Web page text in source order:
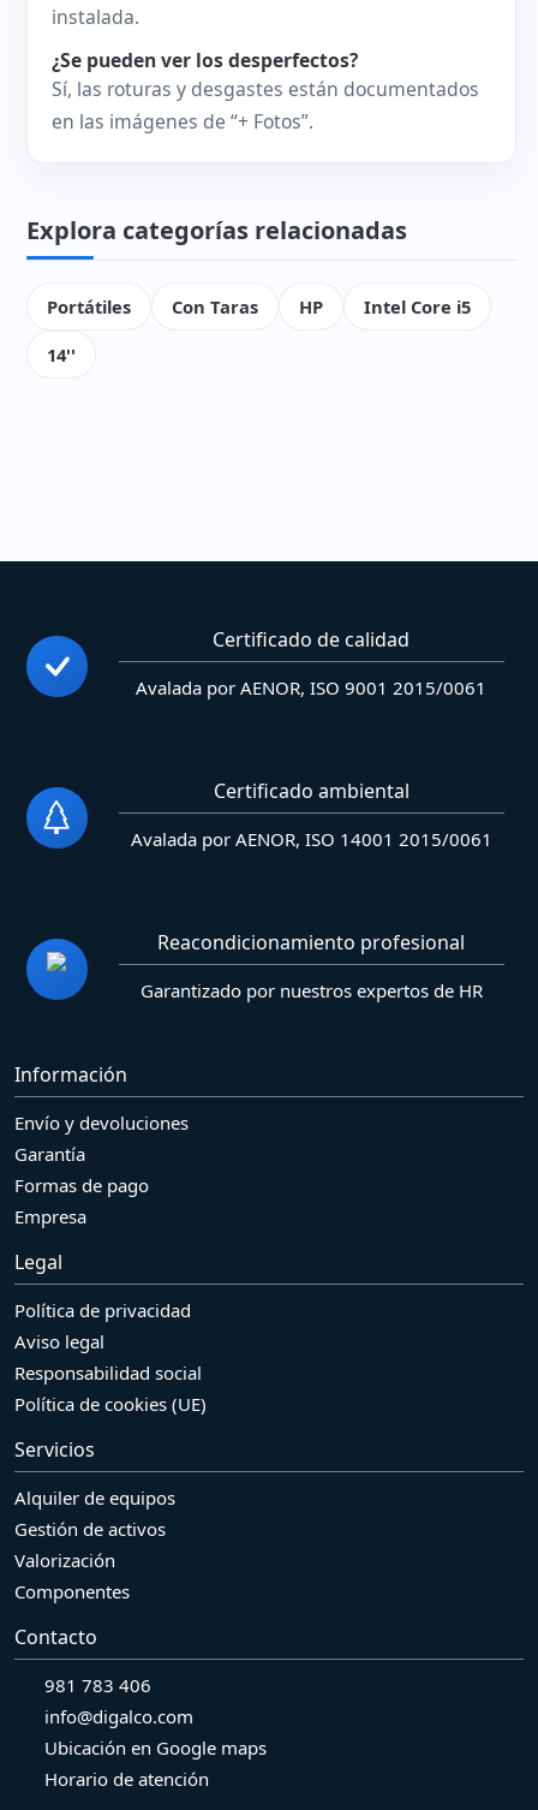
instalada.
¿Se pueden ver los desperfectos?
Sí, las roturas y desgastes están documentados
en las imágenes de “+ Fotos”.
Explora categorías relacionadas
Portátiles Con Taras HP
Intel Core i5
14''
Certificado de calidad
Avalada por AENOR, ISO 9001 2015/0061
Certificado ambiental
Avalada por AENOR, ISO 14001 2015/0061
Reacondicionamiento profesional
Garantizado por nuestros expertos de HR
Información
Envío y devoluciones
Garantía
Formas de pago
Empresa
Legal
Política de privacidad
Aviso legal
Responsabilidad social
Política de cookies (UE)
Servicios
Alquiler de equipos
Gestión de activos
Valorización
Componentes
Contacto
981 783 406
info@digalco.com
Ubicación en Google maps
Horario de atención